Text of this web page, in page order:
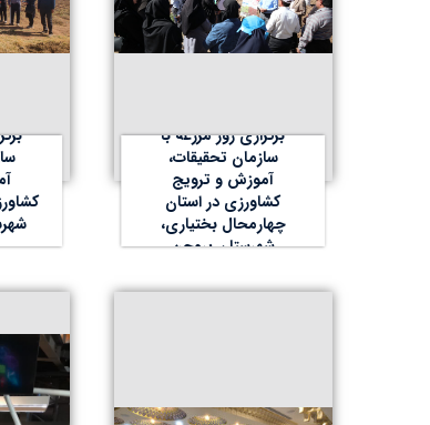
برگزاری روز مزرعه با
سازمان تحقیقات،
آموزش و ترویج
کشاورزی در استان
چهارمحال بختیاری،
شهرستان بروجن